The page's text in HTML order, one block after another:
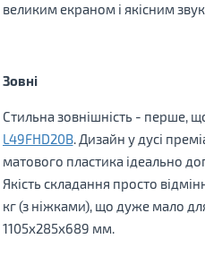
великим екраном і якісним
Зовні
Стильна зовнішність - перше,
L49FHD20B. Дизайн у дусі
матового пластика ідеально
Якість складання просто
кг (з ніжками), що дуже мало
1105x285x689 мм.